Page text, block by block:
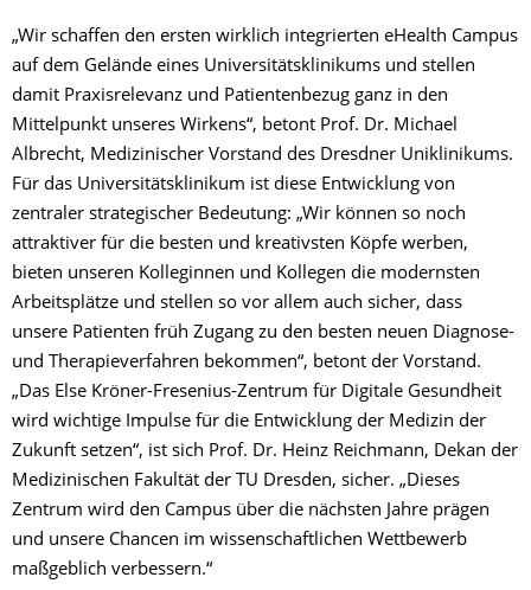
„Wir schaffen den ersten wirklich integrierten eHealth Campus
auf dem Gelände eines Universitätsklinikums und stellen
damit Praxisrelevanz und Patientenbezug ganz in den
Mittelpunkt unseres Wirkens“, betont Prof. Dr. Michael
Albrecht, Medizinischer Vorstand des Dresdner Uniklinikums.
Für das Universitätsklinikum ist diese Entwicklung von
zentraler strategischer Bedeutung: „Wir können so noch
attraktiver für die besten und kreativsten Köpfe werben,
bieten unseren Kolleginnen und Kollegen die modernsten
Arbeitsplätze und stellen so vor allem auch sicher, dass
unsere Patienten früh Zugang zu den besten neuen Diagnose-
und Therapieverfahren bekommen“, betont der Vorstand.
„Das Else Kröner-Fresenius-Zentrum für Digitale Gesundheit
wird wichtige Impulse für die Entwicklung der Medizin der
Zukunft setzen“, ist sich Prof. Dr. Heinz Reichmann, Dekan der
Medizinischen Fakultät der TU Dresden, sicher. „Dieses
Zentrum wird den Campus über die nächsten Jahre prägen
und unsere Chancen im wissenschaftlichen Wettbewerb
maßgeblich verbessern.“